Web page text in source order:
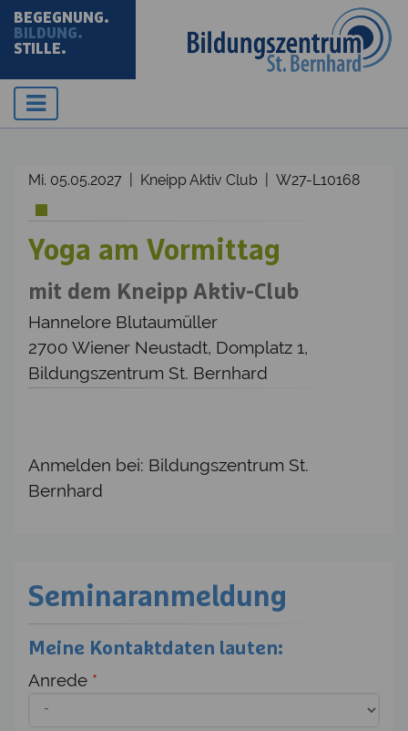
BEGEGNUNG.
BILDUNG.
STILLE.
Mi. 05.05.2027 | Kneipp Aktiv Club | W27-L10168
Yoga am Vormittag
mit dem Kneipp Aktiv-Club
Hannelore Blutaumüller
2700 Wiener Neustadt, Domplatz 1,
Bildungszentrum St. Bernhard
Anmelden bei: Bildungszentrum St.
Bernhard
Seminaranmeldung
Meine Kontaktdaten lauten:
Anrede *